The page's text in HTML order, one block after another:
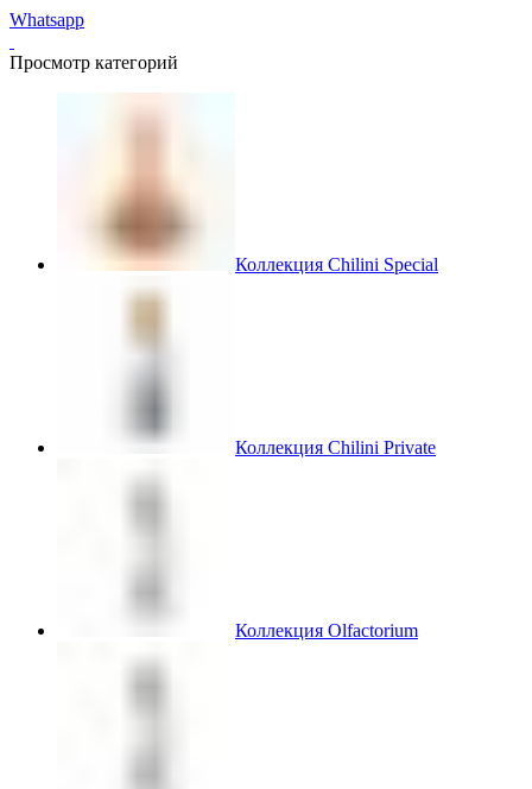
Whatsapp
Просмотр категорий
Коллекция Chilini Special
Коллекция Chilini Private
Коллекция Olfactorium